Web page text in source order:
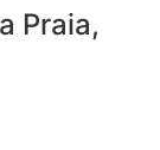
Praia,